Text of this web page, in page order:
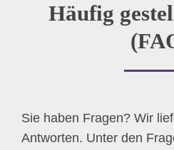
Häufig
Sie haben Fragen? Wir
Antworten. Unter den